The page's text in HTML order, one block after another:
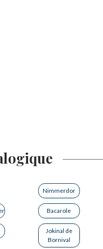
Nimmerdor
Bacarole
Jokinal de
Bornival